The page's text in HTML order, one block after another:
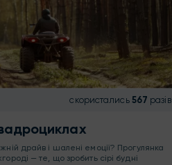
скористались 567 разів
драйв і шалені емоції? Прогулянка
— те, що зробить сірі будні